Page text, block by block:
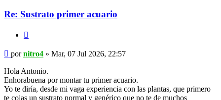
Re: Sustrato primer acuario
Mensaje
pornitro4 » Mar, 07 Jul 2026, 22:57
Hola Antonio.
Enhorabuena por montar tu primer acuario.
Yo te diría, desde mi vaga experiencia con las plantas, que primero
te cojas un sustrato normal y genérico que no te de muchos